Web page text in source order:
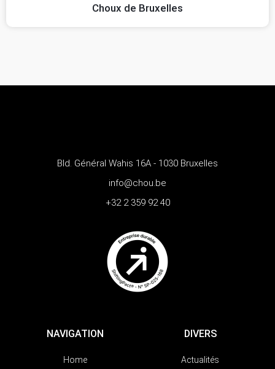
Choux de Bruxelles
Bld. Général Wahis 16A - 1030 Bruxelles
info@chou.be
+32 2 359 92 40
NAVIGATION
Home
DIVERS
Actualités